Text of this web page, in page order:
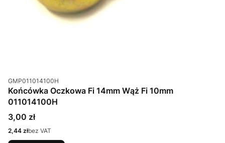
Kod produktu
GMP011014100H
Końcówka Oczkowa Fi 14mm Wąż Fi 10mm
011014100H
Cena
3,00 zł
Cena
2,44 złbez VAT